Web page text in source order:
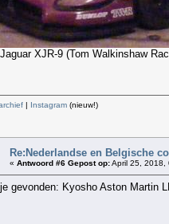
XJR-9 (Tom Walkinshaw
| Instagram (nieuw!)
Re:Nederlandse en Belgische
« Antwoord #6 Gepost op:April 25, 2018,
gevonden: Kyosho Aston Martin